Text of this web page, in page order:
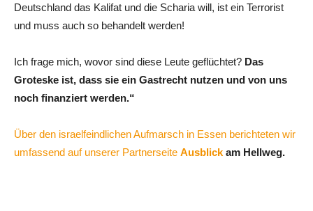
Deutschland das Kalifat und die Scharia will, ist ein Terrorist
und muss auch so behandelt werden!
Ich frage mich, wovor sind diese Leute geflüchtet? Das
Groteske ist, dass sie ein Gastrecht nutzen und von uns
noch finanziert werden.“
Über den israelfeindlichen Aufmarsch in Essen berichteten wir
umfassend auf unserer Partnerseite Ausblick am Hellweg.